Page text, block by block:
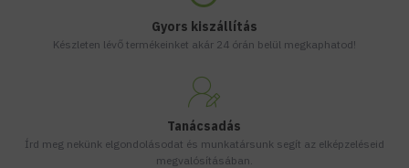
Gyors kiszállítás
Készleten lévő termékeinket akár 24 órán belül megkaphatod!
Tanácsadás
Írd meg nekünk elgondolásodat és munkatársunk segít az elképzeléseid
megvalósításában.